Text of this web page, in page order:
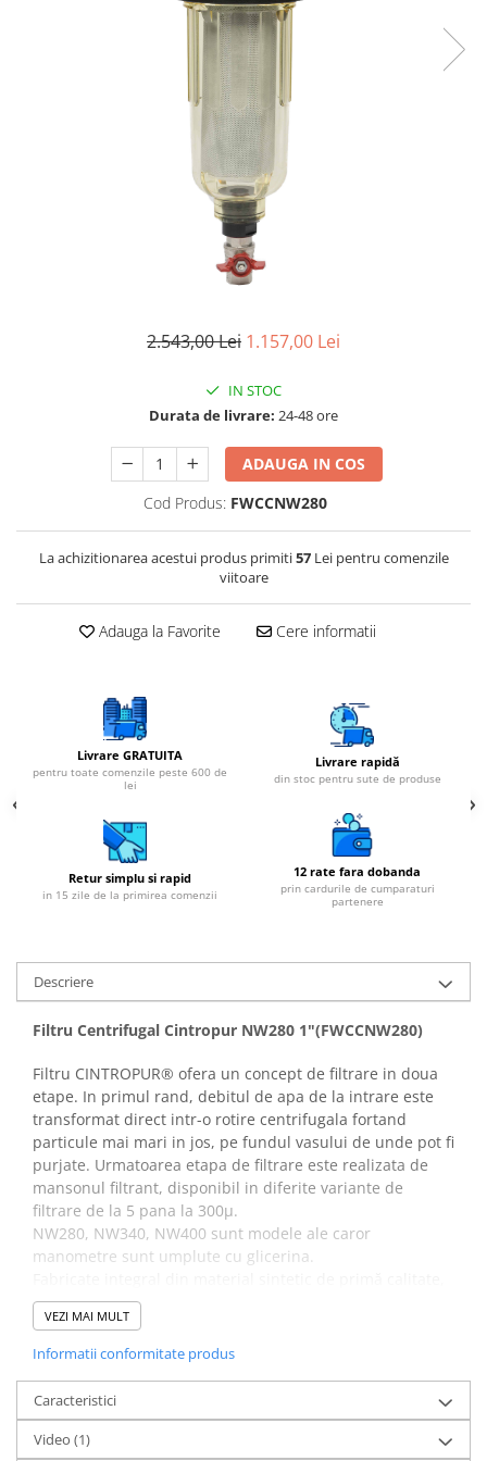
2.543,00 Lei 1.157,00 Lei
IN STOC
Durata de livrare: 24-48 ore
ADAUGA IN COS
Cod Produs: FWCCNW280
La achizitionarea acestui produs primiti57Lei pentru comenzile
viitoare
Adauga la Favorite Cere informatii
Livrare GRATUITA
pentru toate comenzile peste 600 de
lei
Livrare rapidă
din stoc pentru sute de produse
Retur simplu si rapid
in 15 zile de la primirea comenzii
12 rate fara dobanda
prin cardurile de cumparaturi
partenere
Descriere
Filtru Centrifugal Cintropur NW280 1"(FWCCNW280)
Filtru CINTROPUR® ofera un concept de filtrare in doua
etape. In primul rand, debitul de apa de la intrare este
transformat direct intr-o rotire centrifugala fortand
particule mai mari in jos, pe fundul vasului de unde pot fi
purjate. Urmatoarea etapa de filtrare este realizata de
mansonul filtrant, disponibil in diferite variante de
filtrare de la 5 pana la 300μ.
NW280, NW340, NW400 sunt modele ale caror
manometre sunt umplute cu glicerina.
filtrele CINTROPUR® sunt potrivite perfect pentru
domeniul alimentar și filtrarea apei potabile.
cădere de presiune scăzută
debit constant ridicat
VEZI MAI MULT
Informatii conformitate produs
Caracteristici
Video (1)